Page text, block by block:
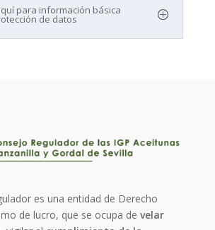
para información básica
de datos
es una entidad de Derecho
de lucro, que se ocupa develar